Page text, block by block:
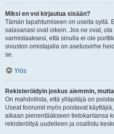
Miksi en voi kirjautua sisään?
Tämän tapahtumiseen on useita syitä.
salasanasi ovat oikein. Jos ne ovat,
varmistaaksesi, että sinulla ei ole
sivuston omistajalla on asetusvirhe
se.
Ylös
Rekisteröidyin joskus aiemmin,
On mahdollista, että ylläpitäjä on
Useat foorumit myös poistavat
aikaan pienentääkseen tietokantansa
rekisteröityä uudelleen ja osallistu